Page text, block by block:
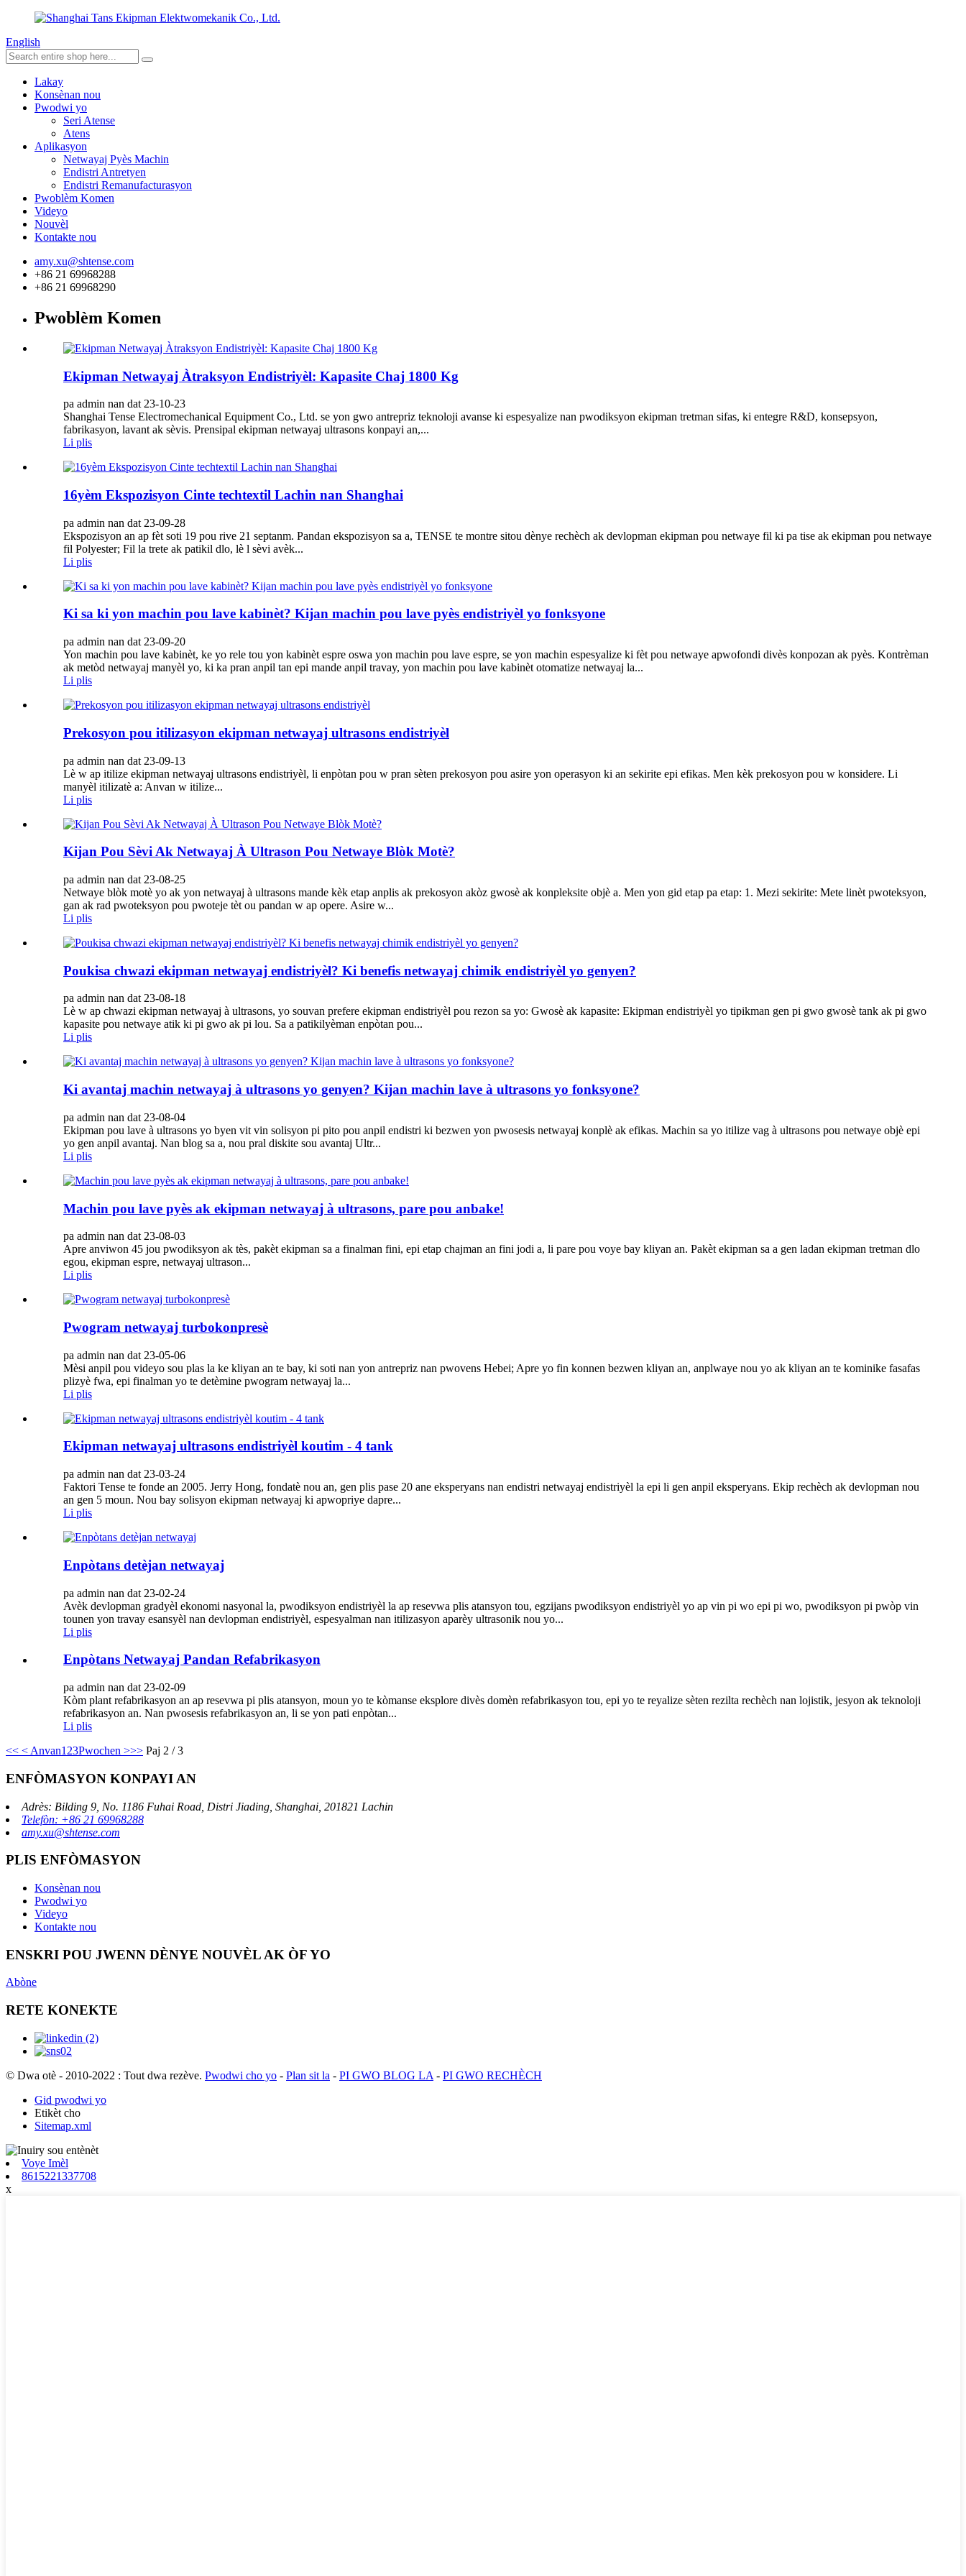
English
Lakay
Konsènan nou
Pwodwi yo
Seri Atense
Atens
Aplikasyon
Netwayaj Pyès Machin
Endistri Antretyen
Endistri Remanufacturasyon
Pwoblèm Komen
Videyo
Nouvèl
Kontakte nou
amy.xu@shtense.com
+86 21 69968288
+86 21 69968290
Pwoblèm Komen
Ekipman Netwayaj Àtraksyon Endistriyèl: Kapasite Chaj 1800 Kg
pa admin nan dat 23-10-23
Shanghai Tense Electromechanical Equipment Co., Ltd. se yon gwo antrepriz teknoloji avanse ki espesyalize nan pwodiksyon ekipman tretman sifas, ki entegre R&D, konsepsyon,
fabrikasyon, lavant ak sèvis. Prensipal ekipman netwayaj ultrasons konpayi an,...
Li plis
16yèm Ekspozisyon Cinte techtextil Lachin nan Shanghai
pa admin nan dat 23-09-28
Ekspozisyon an ap fèt soti 19 pou rive 21 septanm. Pandan ekspozisyon sa a, TENSE te montre sitou dènye rechèch ak devlopman ekipman pou netwaye fil ki pa tise ak ekipman pou netwaye
fil Polyester; Fil la trete ak patikil dlo, lè l sèvi avèk...
Li plis
Ki sa ki yon machin pou lave kabinèt? Kijan machin pou lave pyès endistriyèl yo fonksyone
pa admin nan dat 23-09-20
Yon machin pou lave kabinèt, ke yo rele tou yon kabinèt espre oswa yon machin pou lave espre, se yon machin espesyalize ki fèt pou netwaye apwofondi divès konpozan ak pyès. Kontrèman
ak metòd netwayaj manyèl yo, ki ka pran anpil tan epi mande anpil travay, yon machin pou lave kabinèt otomatize netwayaj la...
Li plis
Prekosyon pou itilizasyon ekipman netwayaj ultrasons endistriyèl
pa admin nan dat 23-09-13
Lè w ap itilize ekipman netwayaj ultrasons endistriyèl, li enpòtan pou w pran sèten prekosyon pou asire yon operasyon ki an sekirite epi efikas. Men kèk prekosyon pou w konsidere. Li
manyèl itilizatè a: Anvan w itilize...
Li plis
Kijan Pou Sèvi Ak Netwayaj À Ultrason Pou Netwaye Blòk Motè?
pa admin nan dat 23-08-25
Netwaye blòk motè yo ak yon netwayaj à ultrasons mande kèk etap anplis ak prekosyon akòz gwosè ak konpleksite objè a. Men yon gid etap pa etap: 1. Mezi sekirite: Mete linèt pwoteksyon,
gan ak rad pwoteksyon pou pwoteje tèt ou pandan w ap opere. Asire w...
Li plis
Poukisa chwazi ekipman netwayaj endistriyèl? Ki benefis netwayaj chimik endistriyèl yo genyen?
pa admin nan dat 23-08-18
Lè w ap chwazi ekipman netwayaj à ultrasons, yo souvan prefere ekipman endistriyèl pou rezon sa yo: Gwosè ak kapasite: Ekipman endistriyèl yo tipikman gen pi gwo gwosè tank ak pi gwo
kapasite pou netwaye atik ki pi gwo ak pi lou. Sa a patikilyèman enpòtan pou...
Li plis
Ki avantaj machin netwayaj à ultrasons yo genyen? Kijan machin lave à ultrasons yo fonksyone?
pa admin nan dat 23-08-04
Ekipman pou lave à ultrasons yo byen vit vin solisyon pi pito pou anpil endistri ki bezwen yon pwosesis netwayaj konplè ak efikas. Machin sa yo itilize vag à ultrasons pou netwaye objè epi
yo gen anpil avantaj. Nan blog sa a, nou pral diskite sou avantaj Ultr...
Li plis
Machin pou lave pyès ak ekipman netwayaj à ultrasons, pare pou anbake!
pa admin nan dat 23-08-03
Apre anviwon 45 jou pwodiksyon ak tès, pakèt ekipman sa a finalman fini, epi etap chajman an fini jodi a, li pare pou voye bay kliyan an. Pakèt ekipman sa a gen ladan ekipman tretman dlo
egou, ekipman espre, netwayaj ultrason...
Li plis
Pwogram netwayaj turbokonpresè
pa admin nan dat 23-05-06
Mèsi anpil pou videyo sou plas la ke kliyan an te bay, ki soti nan yon antrepriz nan pwovens Hebei; Apre yo fin konnen bezwen kliyan an, anplwaye nou yo ak kliyan an te kominike fasafas
plizyè fwa, epi finalman yo te detèmine pwogram netwayaj la...
Li plis
Ekipman netwayaj ultrasons endistriyèl koutim - 4 tank
pa admin nan dat 23-03-24
Faktori Tense te fonde an 2005. Jerry Hong, fondatè nou an, gen plis pase 20 ane eksperyans nan endistri netwayaj endistriyèl la epi li gen anpil eksperyans. Ekip rechèch ak devlopman nou
an gen 5 moun. Nou bay solisyon ekipman netwayaj ki apwopriye dapre...
Li plis
Enpòtans detèjan netwayaj
pa admin nan dat 23-02-24
Avèk devlopman gradyèl ekonomi nasyonal la, pwodiksyon endistriyèl la ap resevwa plis atansyon tou, egzijans pwodiksyon endistriyèl yo ap vin pi wo epi pi wo, pwodiksyon pi pwòp vin
tounen yon travay esansyèl nan devlopman endistriyèl, espesyalman nan itilizasyon aparèy ultrasonik nou yo...
Li plis
Enpòtans Netwayaj Pandan Refabrikasyon
pa admin nan dat 23-02-09
Kòm plant refabrikasyon an ap resevwa pi plis atansyon, moun yo te kòmanse eksplore divès domèn refabrikasyon tou, epi yo te reyalize sèten rezilta rechèch nan lojistik, jesyon ak teknoloji
refabrikasyon an. Nan pwosesis refabrikasyon an, li se yon pati enpòtan...
Li plis
<< < Anvan1 23Pwochen >>> Paj 2 / 3
ENFÒMASYON KONPAYI AN
Adrès: Bilding 9, No. 1186 Fuhai Road, Distri Jiading, Shanghai, 201821 Lachin
Telefòn: +86 21 69968288
amy.xu@shtense.com
PLIS ENFÒMASYON
Konsènan nou
Pwodwi yo
Videyo
Kontakte nou
ENSKRI POU JWENN DÈNYE NOUVÈL AK ÒF YO
Abòne
RETE KONEKTE
© Dwa otè - 2010-2022 : Tout dwa rezève. Pwodwi cho yo - Plan sit la - PI GWO BLOG LA - PI GWO RECHÈCH
Gid pwodwi yo
Etikèt cho
Sitemap.xml
Voye Imèl
8615221337708
x